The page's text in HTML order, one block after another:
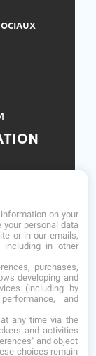
Technique
on your
personal data
or in our emails,
in other
purchases,
developing and
(including by
and
any time via the
and activities
and object
choices remain